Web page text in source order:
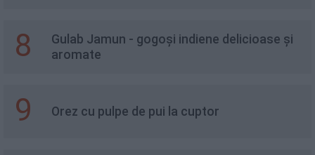
8
Gulab Jamun - gogoși indiene delicioase și
aromate
9 Orez cu pulpe de pui la cuptor